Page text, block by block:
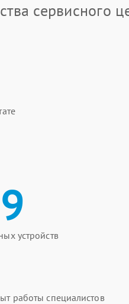
сервисного
устройств
работы специалистов